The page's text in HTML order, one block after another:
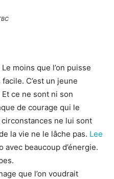
moins que l’on puisse
facile. C’est un jeune
ce ne sont ni son
de courage qui le
ne lui sont
la vie ne le lâche pas. Lee
avec beaucoup d’énergie.
que l’on voudrait